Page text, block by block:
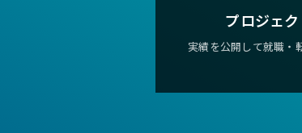
プロジェ
実績を公開して就職・